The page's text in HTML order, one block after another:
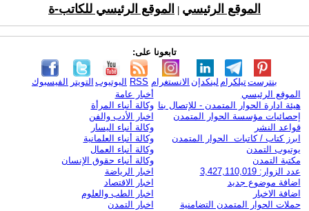
الموقع الرئيسي الموقع الرئيسي للكاتب-ة
تابعونا على:
الفيسبوك التويتر اليوتيوب RSS الانستغرام لينكدإن تيلكرامبنترست
الموقع الرئيسي
هيئة ادارة الحوار المتمدن - للإتصال بنا
إحصائيات مؤسسة الحوار المتمدن
قواعد النشر
ابرز كتاب / كاتبات الحوار المتمدن
يوتيوب التمدن
مكتبة التمدن
عدد الزوار: 3,427,110,019
اضافة موضوع جديد
اضافة الاخبار
حملات الحوار المتمدن التضامنية
أخبار عامة
وكالة أنباء المرأة
اخبار الأدب والفن
وكالة أنباء اليسار
وكالة أنباء العلمانية
وكالة أنباء العمال
وكالة أنباء حقوق الإنسان
اخبار الرياضة
اخبار الاقتصاد
اخبار الطب والعلوم
اخبار التمدن